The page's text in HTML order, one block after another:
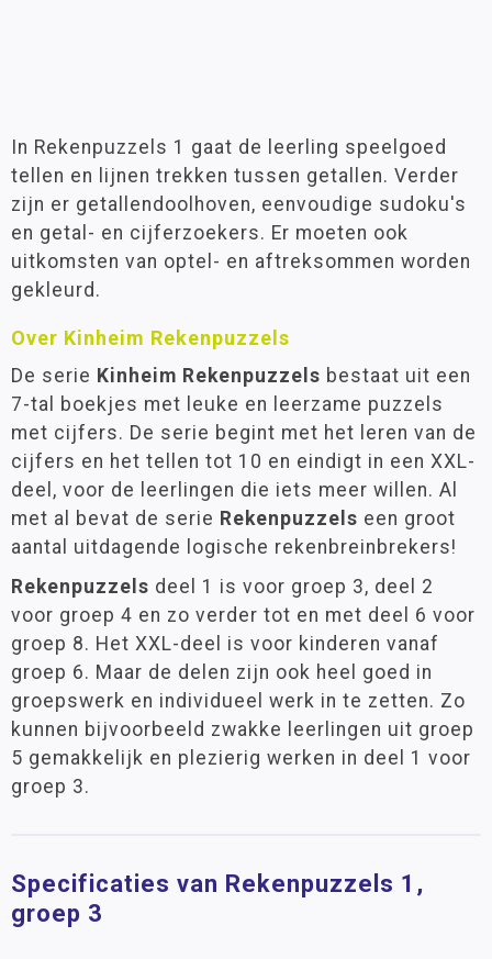
In Rekenpuzzels 1 gaat de leerling speelgoed
tellen en lijnen trekken tussen getallen. Verder
zijn er getallendoolhoven, eenvoudige sudoku's
en getal- en cijferzoekers. Er moeten ook
uitkomsten van optel- en aftreksommen worden
gekleurd.
Over Kinheim Rekenpuzzels
De serie Kinheim Rekenpuzzels bestaat uit een
7-tal boekjes met leuke en leerzame puzzels
met cijfers. De serie begint met het leren van de
cijfers en het tellen tot 10 en eindigt in een XXL-
deel, voor de leerlingen die iets meer willen. Al
met al bevat de serie Rekenpuzzels een groot
aantal uitdagende logische rekenbreinbrekers!
Rekenpuzzels deel 1 is voor groep 3, deel 2
voor groep 4 en zo verder tot en met deel 6 voor
groep 8. Het XXL-deel is voor kinderen vanaf
groep 6. Maar de delen zijn ook heel goed in
groepswerk en individueel werk in te zetten. Zo
kunnen bijvoorbeeld zwakke leerlingen uit groep
5 gemakkelijk en plezierig werken in deel 1 voor
groep 3.
Specificaties van Rekenpuzzels 1,
groep 3